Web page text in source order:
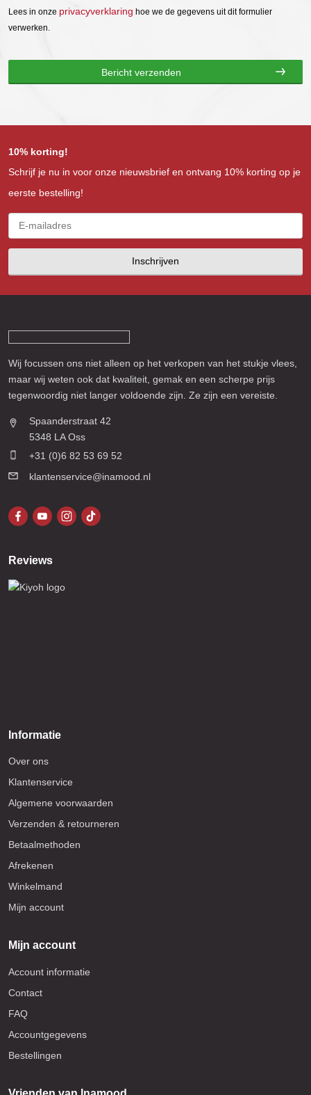
Lees in onze privacyverklaring hoe we de gegevens uit dit formulier
verwerken.
10% korting!
Schrijf je nu in voor onze nieuwsbrief en ontvang 10% korting op je
eerste bestelling!
Inschrijven
Wij focussen ons niet alleen op het verkopen van het stukje vlees,
maar wij weten ook dat kwaliteit, gemak en een scherpe prijs
tegenwoordig niet langer voldoende zijn. Ze zijn een vereiste.
Spaanderstraat 42
5348 LA Oss
+31 (0)6 82 53 69 52
klantenservice@inamood.nl
Reviews
Informatie
Over ons
Klantenservice
Algemene voorwaarden
Verzenden & retourneren
Betaalmethoden
Afrekenen
Winkelmand
Mijn account
Mijn account
Account informatie
Contact
FAQ
Accountgegevens
Bestellingen